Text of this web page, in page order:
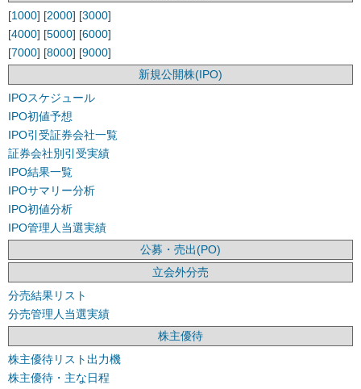
[1000] [2000] [3000]
[4000] [5000] [6000]
[7000] [8000] [9000]
新規公開株(IPO)
IPOスケジュール
IPO初値予想
IPO引受証券会社一覧
証券会社別引受実績
IPO結果一覧
IPOサマリー分析
IPO初値分析
IPO管理人当選実績
公募・売出(PO)
立会外分売
分売結果リスト
分売管理人当選実績
株主優待
株主優待リスト出力機
株主優待・主な日程